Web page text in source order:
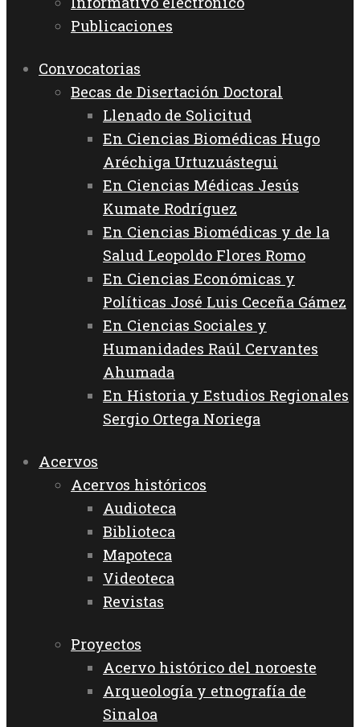
Publicaciones
Convocatorias
Becas de Disertación Doctoral
Llenado de Solicitud
En Ciencias Biomédicas Hugo
Aréchiga Urtuzuástegui
En Ciencias Médicas Jesús
Kumate Rodríguez
En Ciencias Biomédicas y de la
Salud Leopoldo Flores Romo
En Ciencias Económicas y
Políticas José Luis Ceceña Gámez
En Ciencias Sociales y
Humanidades Raúl Cervantes
Ahumada
En Historia y Estudios Regionales
Sergio Ortega Noriega
Acervos
Acervos históricos
Audioteca
Biblioteca
Mapoteca
Videoteca
Revistas
Proyectos
Acervo histórico del noroeste
Arqueología y etnografía de
Sinaloa